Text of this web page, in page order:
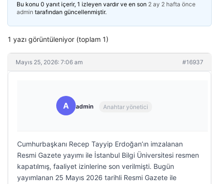
Bu konu 0 yanıt içerir, 1 izleyen vardır ve en son 2 ay 2 hafta önce
admin tarafından güncellenmiştir.
1 yazı görüntüleniyor (toplam 1)
Mayıs 25, 2026: 7:06 am #16937
A admin Anahtar yönetici
Cumhurbaşkanı Recep Tayyip Erdoğan’ın imzalanan
Resmi Gazete yayımı ile İstanbul Bilgi Üniversitesi resmen
kapatılmış, faaliyet izinlerine son verilmişti. Bugün
yayımlanan 25 Mayıs 2026 tarihli Resmi Gazete ile